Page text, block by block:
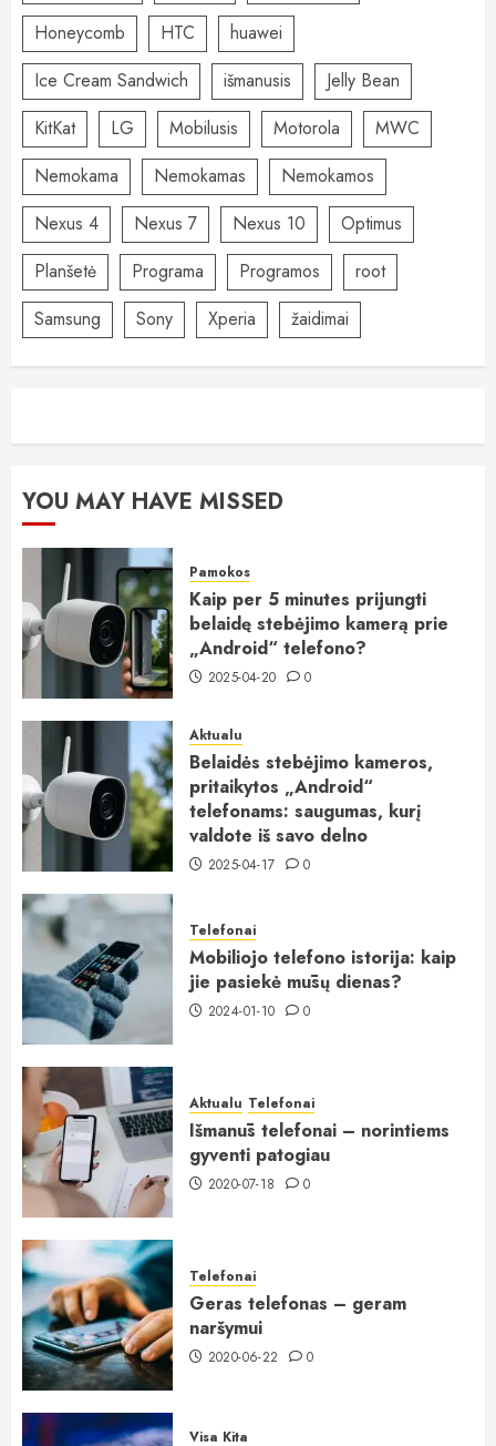
Honeycomb
HTC
huawei
Ice Cream Sandwich
išmanusis
Jelly Bean
KitKat
LG Mobilusis Motorola
MWC
Nemokama
Nemokamas
Nemokamos
Nexus 4
Nexus 7 Nexus 10
Optimus
Planšetė
Programa Programos
root
Samsung
Sony Xperia žaidimai
YOU MAY HAVE MISSED
Pamokos
Kaip per 5 minutes prijungti
belaidę stebėjimo kamerą prie
„Android“ telefono?
2025-04-20 0
Aktualu
Belaidės stebėjimo kameros,
pritaikytos „Android“
telefonams: saugumas, kurį
valdote iš savo delno
2025-04-17 0
Telefonai
Mobiliojo telefono istorija: kaip
jie pasiekė mūsų dienas?
2024-01-10 0
Aktualu Telefonai
Išmanūs telefonai – norintiems
gyventi patogiau
2020-07-18 0
Telefonai
Geras telefonas – geram
naršymui
2020-06-22 0
Visa Kita